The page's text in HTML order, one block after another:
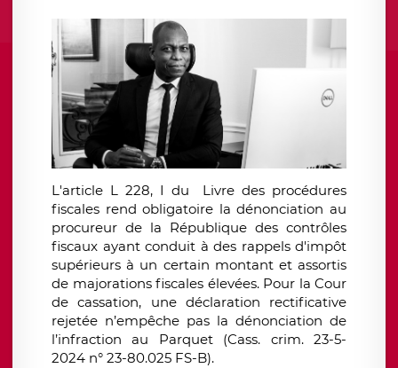
L'article L 228, I du
Livre des procédures
fiscales rend obligatoire la dénonciation au
procureur de la République des contrôles
fiscaux ayant conduit à des rappels d'impôt
supérieurs à un certain montant et assortis
de majorations fiscales élevées. Pour la Cour
de cassation, une déclaration rectificative
rejetée n’empêche pas la dénonciation de
l’infraction au Parquet (Cass. crim. 23-5-
2024 n° 23-80.025 FS-B).